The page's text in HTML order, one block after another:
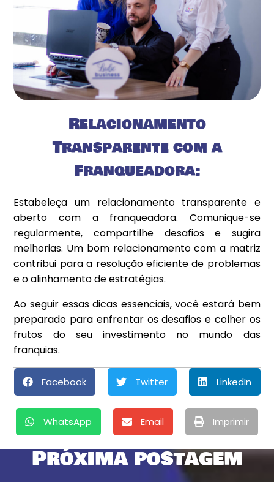
Relacionamento
Transparente com a
Franqueadora:
Estabeleça um relacionamento transparente e
aberto com a franqueadora. Comunique-se
regularmente, compartilhe desafios e sugira
melhorias. Um bom relacionamento com a matriz
contribui para a resolução eficiente de problemas
e o alinhamento de estratégias.
Ao seguir essas dicas essenciais, você estará bem
preparado para enfrentar os desafios e colher os
frutos do seu investimento no mundo das
franquias.
Facebook Twitter LinkedIn
WhatsApp Email Imprimir
Próxima postagem